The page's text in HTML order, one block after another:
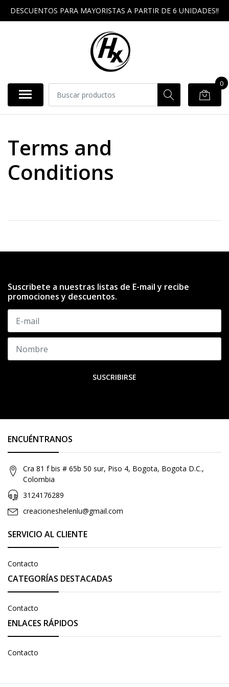
DESCUENTOS PARA MAYORISTAS A PARTIR DE 6 UNIDADES!!
0
Terms and
Conditions
Suscribete a nuestras listas de E-mail y recibe
promociones y descuentos.
SUSCRIBIRSE
ENCUÉNTRANOS
Cra 81 f bis # 65b 50 sur, Piso 4, Bogota, Bogota D.C.,
Colombia
3124176289
creacioneshelenlu@gmail.com
SERVICIO AL CLIENTE
Contacto
CATEGORÍAS DESTACADAS
Contacto
ENLACES RÁPIDOS
Contacto